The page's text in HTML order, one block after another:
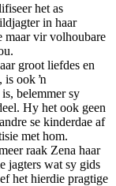
het as
in haar
maar vir volhoubare
groot liefdes en
is ook ŉ
belemmer sy
Hy het ook geen
se kinderdae af
met hom.
raak Zena haar
jagters wat sy gids
het hierdie pragtige